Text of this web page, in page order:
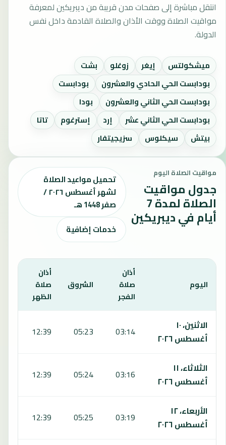
انتقل مباشرة إلى صفحات مدن قريبة من ديبريكين لمعرفة
مواقيت الصلاة ووقت الأذان والصلاة القادمة داخل نفس
الدولة.
ميشكولتس إيغر زوغلو
بشت
بودابست الحي الحادي والعشرون
بودابست
بودابست الحي الثاني والعشرون
بودا
بودابست الحي الثاني عشر
إرد إسترغوم
تاتا
بيتش
سيكلوس سزيجيتفار
مواقيت الصلاة اليوم
جدول مواقيت
الصلاة لمدة 7
أيام في ديبريكين
تحميل مواعيد الصلاة
لشهر أغسطس ٢٠٢٦ /
صفر 1448 هـ
خدمات إضافية
اليوم
أذان
صلاة
الفجر
الشروق
أذان
صلاة
الظهر
الاثنين، ١٠
أغسطس ٢٠٢٦
03:14
05:23
12:39
الثلاثاء، ١١
أغسطس ٢٠٢٦
03:16
05:24
12:39
الأربعاء، ١٢
أغسطس ٢٠٢٦
03:19
05:25
12:39